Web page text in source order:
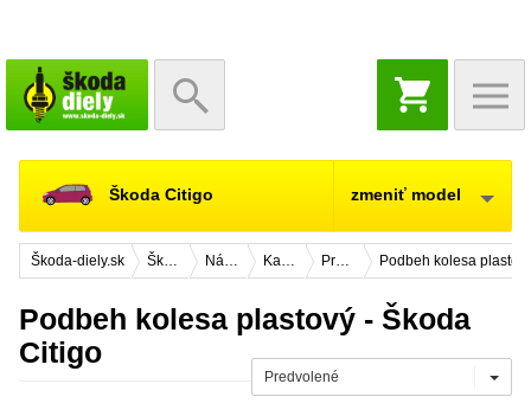
NÁKUPNÝ
KOŠÍK
Škoda Citigo zmeniť model
Škoda-diely.sk Škoda Citigo Náhradné diely Karosérie Predná časť vozidla Podbeh kolesa
Podbeh kolesa plastový - Škoda
Citigo
Predvolené